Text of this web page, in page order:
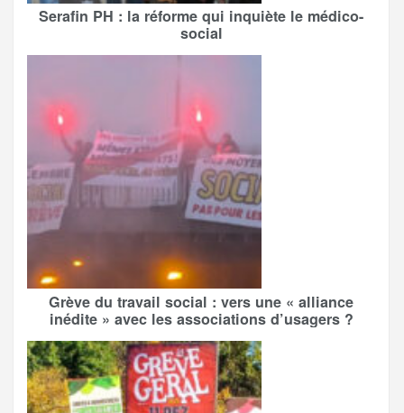
Serafin PH : la réforme qui inquiète le médico-
social
Grève du travail social : vers une « alliance
inédite » avec les associations d’usagers ?